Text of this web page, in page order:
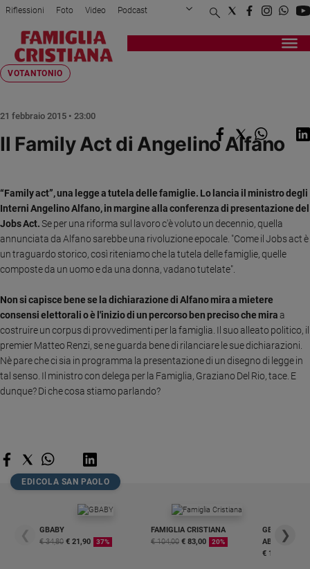
Attualità
Italia
Economia
giustizia
Sport
Interviste
Papa
Chiesa
Chiesa
Fede
e
spiritualità
fede
Parola
del
del
Riflessioni Foto Video Podcast
Privacy Policy Chi siamo
Registrati Redazione
Home page>Riflessioni
VOTANTONIO
Il Family Act di Angelino Alfano
21 febbraio 2015 • 23:00
“Family act”, una legge a tutela delle famiglie. Lo lancia il ministro degli
Interni Angelino Alfano, in margine alla conferenza di presentazione del
Jobs Act.Se per una riforma sul lavoro c'è voluto un decennio, quella
annunciata da Alfano sarebbe una rivoluzione epocale. "Come il Jobs act è
un traguardo storico, così riteniamo che la tutela delle famiglie, quelle
composte da un uomo e da una donna, vadano tutelate".
Non si capisce bene se la dichiarazionedi Alfano mira a mietere
consensi elettorali o è l'inizio di un percorso ben preciso che miraa
costruire un corpus di provvedimenti per la famiglia. Il suo alleato politico, il
premier Matteo Renzi, se ne guarda bene di rilanciare le sue dichiarazioni.
Nè pare che ci sia in programma la presentazione di un disegno di legge in
tal senso. Il ministro con delega per la Famiglia, Graziano Del Rio, tace. E
dunque? Di che cosa stiamo parlando?
EDICOLA SAN PAOLO
❮
GBABY
€ 34,80 € 21,90 37%
FAMIGLIA CRISTIANA
€ 104,00 € 83,00 20%
GBABY
€ 16,99
❯